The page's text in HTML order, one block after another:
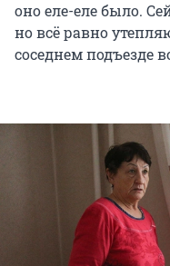
оно еле-еле было.
но всё равно
соседнем подъезде